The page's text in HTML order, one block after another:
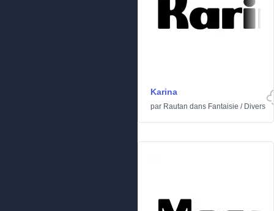
Karina
par Rautan dans Fantaisie / Divers